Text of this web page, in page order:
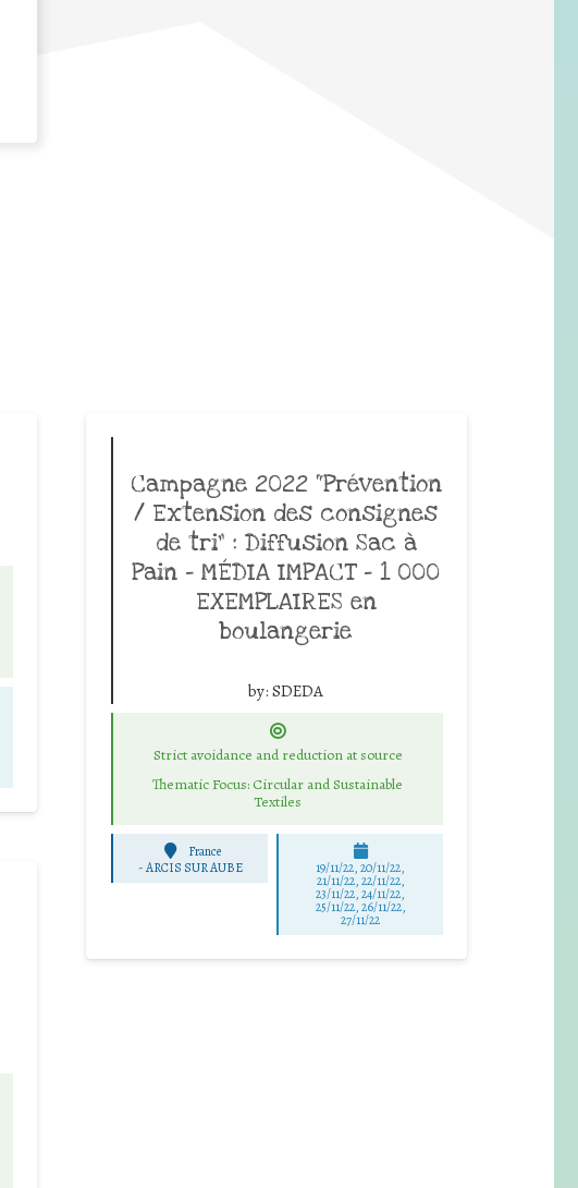
Campagne 2022 “Prévention
/ Extension des consignes
de tri” : Diffusion Sac à
Pain – MÉDIA IMPACT – 1 000
EXEMPLAIRES en
boulangerie
by: SDEDA
Strict avoidance and reduction at source
Thematic Focus: Circular and Sustainable
Textiles
France
-ARCIS SUR AUBE 19/11/22, 20/11/22,
21/11/22, 22/11/22,
23/11/22, 24/11/22,
25/11/22, 26/11/22,
27/11/22